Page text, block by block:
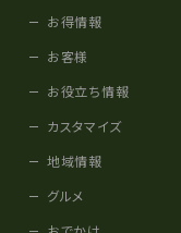
お得情報
お客様
お役立ち情報
カスタマイズ
地域情報
グルメ